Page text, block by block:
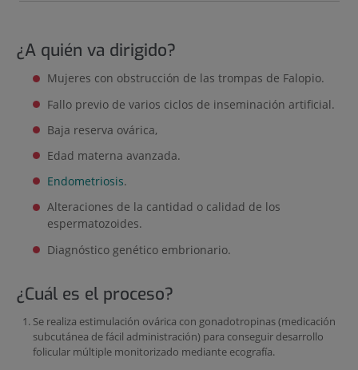
¿A quién va dirigido?
Mujeres con obstrucción de las trompas de Falopio.
Fallo previo de varios ciclos de inseminación artificial.
Baja reserva ovárica,
Edad materna avanzada.
Endometriosis.
Alteraciones de la cantidad o calidad de los
espermatozoides.
Diagnóstico genético embrionario.
¿Cuál es el proceso?
Se realiza estimulación ovárica con gonadotropinas (medicación
subcutánea de fácil administración) para conseguir desarrollo
folicular múltiple monitorizado mediante ecografía.